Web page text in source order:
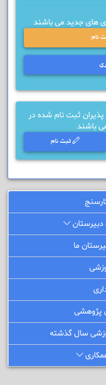
های جدید می باشند
نام
ثبت نام شده در
باشند
ثبت نام
دبیرستان
ما
پژوهشی
سال گذشته